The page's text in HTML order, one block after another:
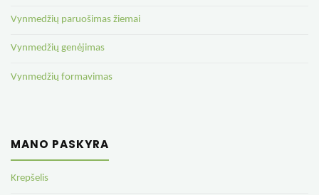
Vynmedžių paruošimas žiemai
Vynmedžių genėjimas
Vynmedžių formavimas
MANO PASKYRA
Krepšelis